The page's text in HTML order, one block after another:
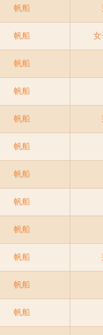
帆船
帆船 女
帆船
帆船
帆船
帆船
帆船
帆船
帆船
帆船
帆船
帆船